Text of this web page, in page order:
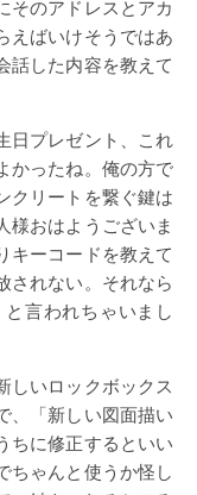
そのアドレスとアカ
えばいけそうではあ
話した内容を教えて
日プレゼント、これ
かったね。俺の方で
クリートを繋ぐ鍵は
様おはようございま
キーコードを教えて
されない。それなら
言われちゃいまし
しいロックボックス
、「新しい図面描い
ちに修正するといい
ちゃんと使うか怪し